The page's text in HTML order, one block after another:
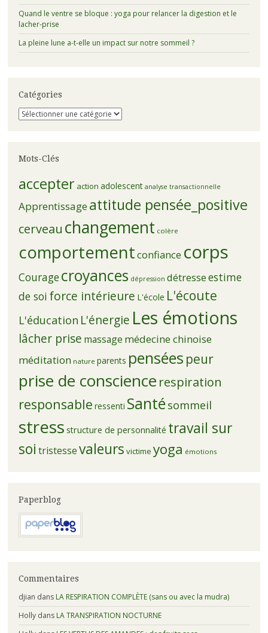
Quand le ventre se bloque : yoga pour relancer la digestion et le
lacher-prise
La pleine lune a-t-elle un impact sur notre sommeil ?
Catégories
Catégories
Mots-Clés
accepter action adolescent analyse transactionnelle
Apprentissage attitude pensée_positive
cerveau changement colère
comportementconfiance corps
Couragecroyances dépression détresseestime
de soi force intérieure L'école L'écoute
L'éducation L'énergie Les émotions
lâcher prise massage médecine chinoise
méditation nature parents pensées peur
prise de conscience respiration
responsable ressenti Santésommeil
stress structure de personnalité travail sur
soi tristessevaleurs victime yoga émotions
Paperblog
Commentaires
djian dans LA RESPIRATION COMPLÈTE (sans ou avec la mudra)
Hollydans LA TRANSPIRATION NOCTURNE